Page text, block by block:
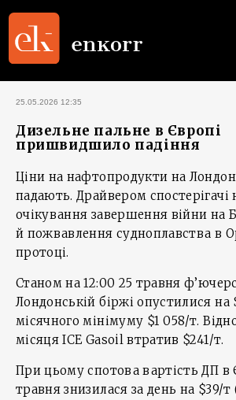
25.05.2026 12:35
Дизельне пальне в Європі
пришвидшило падіння
Ціни на нафтопродукти на
падають. Драйвером спостерігачі
очікування завершення війни на
й пожвавлення судноплавства в
протоці.
Станом на 12:00 25 травня
Лондонській біржі опустилися на
місячного мінімуму $1 058/т.
місяця ICE Gasoil втратив $241/т.
При цьому спотова вартість ДП в
травня знизилася за день на $39/т